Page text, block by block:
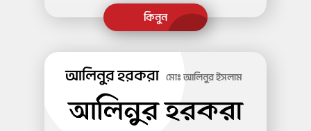
আলিনুর হরকরা মোঃ আলিনুর ইসলাম